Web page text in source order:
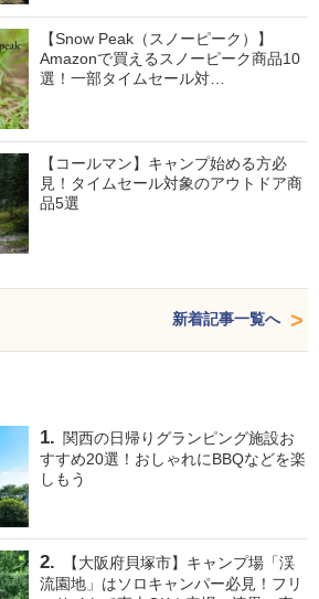
【Snow Peak（スノーピーク）】
Amazonで買えるスノーピーク商品10
選！一部タイムセール対…
【コールマン】キャンプ始める方必
見！タイムセール対象のアウトドア商
品5選
新着記事一覧へ
関西の日帰りグランピング施設お
すすめ20選！おしゃれにBBQなどを楽
しもう
【大阪府貝塚市】キャンプ場「渓
流園地」はソロキャンパー必見！フリ